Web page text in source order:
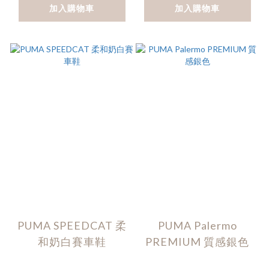
加入購物車 加入購物車
PUMA SPEEDCAT 柔
和奶白賽車鞋
PUMA Palermo
PREMIUM 質感銀色